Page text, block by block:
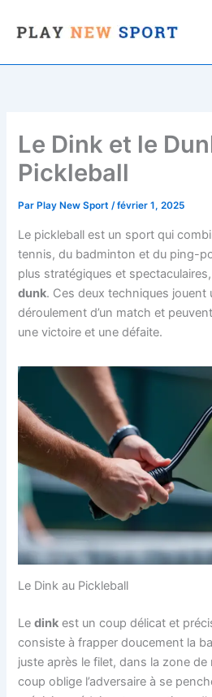
Le Dink et le
Pickleball
Par Play New Sport/février 1, 2025
Le pickleball est un sport qui
tennis, du badminton et du ping-
plus stratégiques et
dunk. Ces deux techniques jouent
déroulement d’un match et
une victoire et une défaite.
Le Dink au Pickleball
Ledink est un coup délicat et
consiste à frapper doucement la
juste après le filet, dans la zone
coup oblige l’adversaire à se